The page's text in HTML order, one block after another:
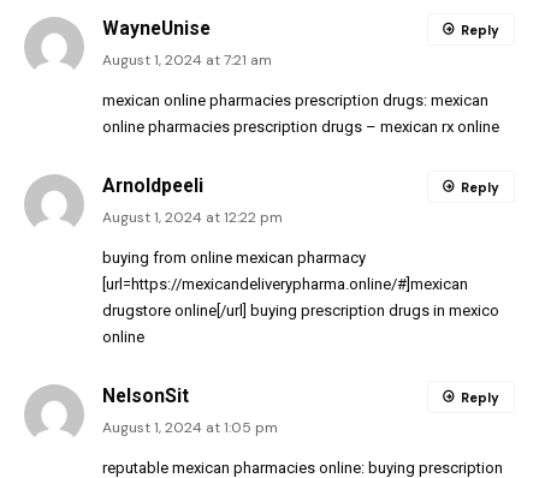
WayneUnise
August 1, 2024 at 7:21 am
mexican online pharmacies prescription drugs: mexican
online pharmacies prescription drugs – mexican rx online
Reply
Arnoldpeeli
August 1, 2024 at 12:22 pm
buying from online mexican pharmacy
[url=https://mexicandeliverypharma.online/#]mexican
drugstore online[/url] buying prescription drugs in mexico
online
Reply
NelsonSit
August 1, 2024 at 1:05 pm
reputable mexican pharmacies online: buying prescription
Reply